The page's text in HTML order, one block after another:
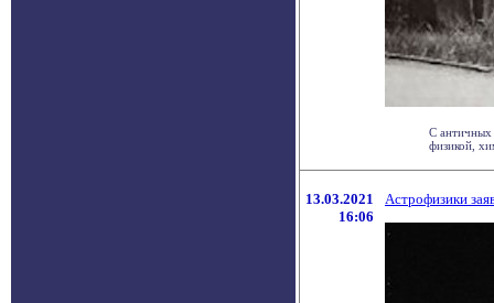
С античных
физикой,
13.03.2021
16:06
Астрофизики